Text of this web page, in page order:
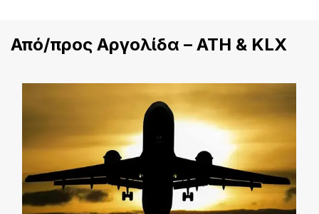
Από/προς Αργολίδα – ATH & KLX